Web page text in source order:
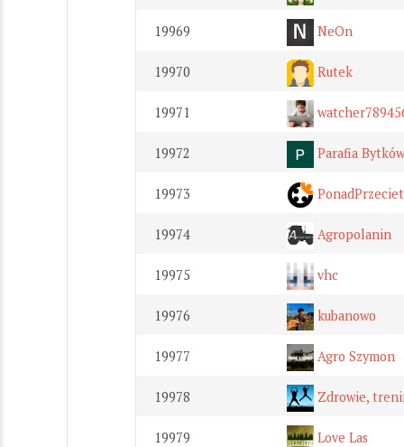
19969 NeOn
19970 Rutek
19971
19972 Parafia Bytków
19973
19974 Agropolanin
19975 vhc
19976 kubanowo
19977 Agro Szymon
19978 Zdrowie,
19979 Love Las